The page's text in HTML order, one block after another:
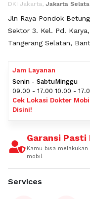
DKI Jakarta, Jakarta
Jln Raya Pondok
Sektor 3. Kel. Pd.
Tangerang Selatan,
Jam Layanan
Senin - Sabtu
09.00 - 17.00
Minggu
10.00 -
Cek Lokasi Dokter
Disini!
Garansi Pasti
Kamu bisa
mobil
Services